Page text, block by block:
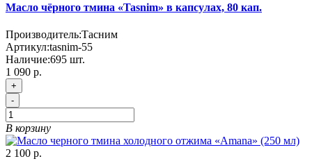
Масло чёрного тмина «Tasnim» в капсулах, 80 кап.
Производитель:Тасним
Артикул:tasnim-55
Наличие:695 шт.
1 090 р.
+
-
В корзину
2 100 р.